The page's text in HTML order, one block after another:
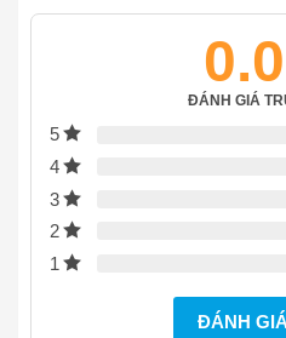
ĐÁNH GIÁ
5
4
3
2
1
ĐÁNH